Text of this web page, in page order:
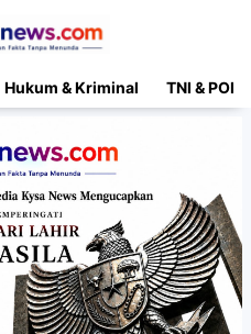
Hukum & Kriminal TNI &